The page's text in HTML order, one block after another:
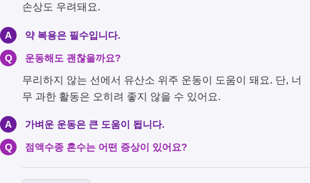
손상도 우려돼요.
A 약 복용은 필수입니다.
Q 운동해도 괜찮을까요?
무리하지 않는 선에서 유산소 위주 운동이 도움이 돼요. 단, 너
무 과한 활동은 오히려 좋지 않을 수 있어요.
A 가벼운 운동은 큰 도움이 됩니다.
Q 점액수종 혼수는 어떤 증상이 있어요?